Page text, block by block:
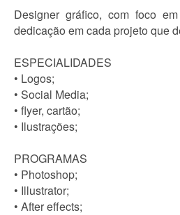
Designer gráfico, com foco
dedicação em cada projeto que
ESPECIALIDADES
• Logos;
• Social Media;
• flyer, cartão;
• Ilustrações;
PROGRAMAS
• Photoshop;
• Illustrator;
• After effects;